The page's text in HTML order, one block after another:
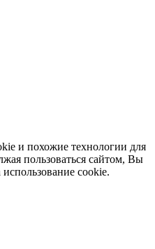
и похожие технологии для
пользоваться сайтом, Вы
использование cookie.